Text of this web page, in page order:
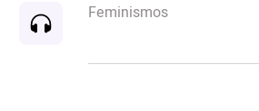
Feminismos